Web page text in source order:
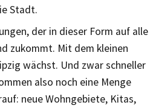
Stadt.
der in dieser Form auf alle
zukommt. Mit dem kleinen
wächst. Und zwar schneller
also noch eine Menge
neue Wohngebiete, Kitas,